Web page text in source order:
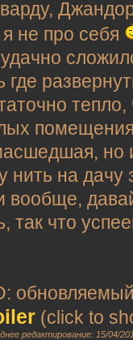
я не про себя
где
но
нить на
вообще,
так что
(click to
редактирование: 15/04/